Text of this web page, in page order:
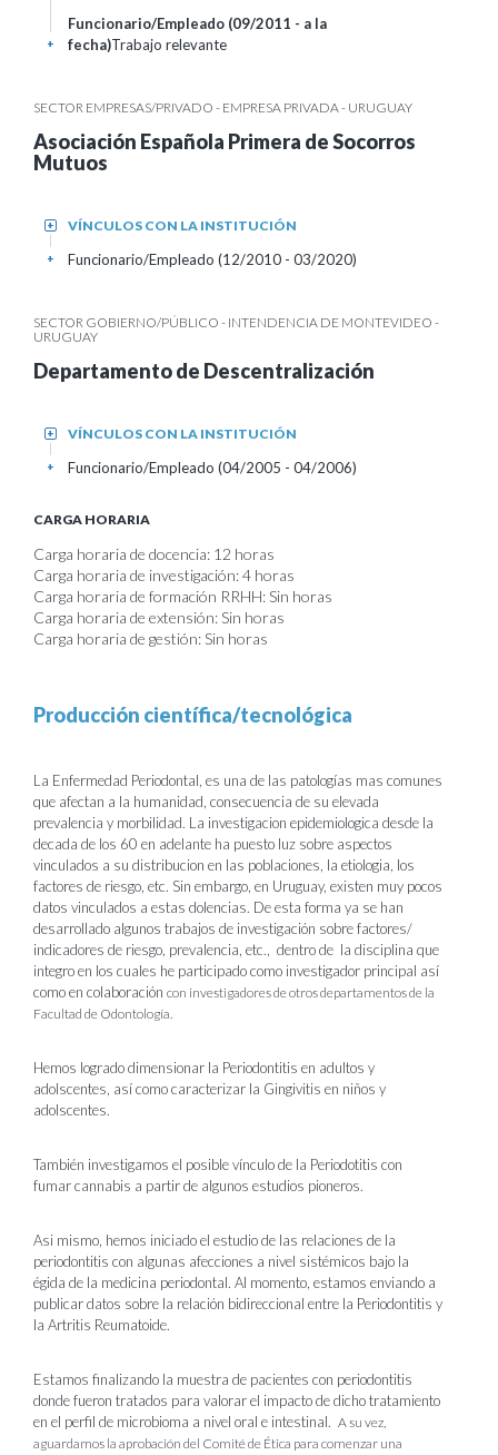
Funcionario/Empleado (09/2011 - a la
fecha)Trabajo relevante
+
SECTOR EMPRESAS/PRIVADO - EMPRESA PRIVADA - URUGUAY
Asociación Española Primera de Socorros
Mutuos
VÍNCULOS CON LA INSTITUCIÓN
+
Funcionario/Empleado (12/2010 - 03/2020)
+
SECTOR GOBIERNO/PÚBLICO - INTENDENCIA DE MONTEVIDEO -
URUGUAY
Departamento de Descentralización
VÍNCULOS CON LA INSTITUCIÓN
+
Funcionario/Empleado (04/2005 - 04/2006)
+
CARGA HORARIA
Carga horaria de docencia: 12 horas
Carga horaria de investigación: 4 horas
Carga horaria de formación RRHH: Sin horas
Carga horaria de extensión: Sin horas
Carga horaria de gestión: Sin horas
Producción científica/tecnológica
La Enfermedad Periodontal, es una de las patologías mas comunes
que afectan a la humanidad, consecuencia de su elevada
prevalencia y morbilidad. La investigacion epidemiologica desde la
decada de los 60 en adelante ha puesto luz sobre aspectos
vinculados a su distribucion en las poblaciones, la etiologia, los
factores de riesgo, etc. Sin embargo, en Uruguay, existen muy pocos
datos vinculados a estas dolencias. De esta forma ya se han
desarrollado algunos trabajos de investigación sobre factores/
indicadores de riesgo, prevalencia, etc., dentro de la disciplina que
integro en los cuales he participado como investigador principal así
como en colaboración con investigadores de otros departamentos de la
Facultad de Odontología.
Hemos logrado dimensionar la Periodontitis en adultos y
adolscentes, así como caracterizar la Gingivitis en niños y
adolscentes.
También investigamos el posible vínculo de la Periodotitis con
fumar cannabis a partir de algunos estudios pioneros.
Asi mismo, hemos iniciado el estudio de las relaciones de la
periodontitis con algunas afecciones a nivel sistémicos bajo la
égida de la medicina periodontal. Al momento, estamos enviando a
publicar datos sobre la relación bidireccional entre la Periodontitis y
la Artritis Reumatoide.
Estamos finalizando la muestra de pacientes con periodontitis
donde fueron tratados para valorar el impacto de dicho tratamiento
en el perfil de microbioma a nivel oral e intestinal. A su vez,
aguardamos la aprobación del Comité de Ética para comenzar una